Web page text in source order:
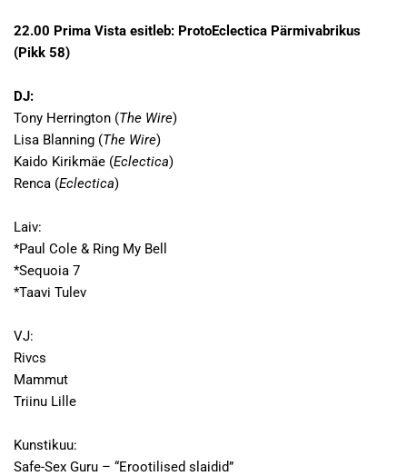
22.00 Prima Vista esitleb: ProtoEclectica Pärmivabrikus
(Pikk 58)
DJ:
Tony Herrington (The Wire)
Lisa Blanning (The Wire)
Kaido Kirikmäe (Eclectica)
Renca (Eclectica)
Laiv:
*Paul Cole & Ring My Bell
*Sequoia 7
*Taavi Tulev
VJ:
Rivcs
Mammut
Triinu Lille
Kunstikuu:
Safe-Sex Guru – “Erootilised slaidid”